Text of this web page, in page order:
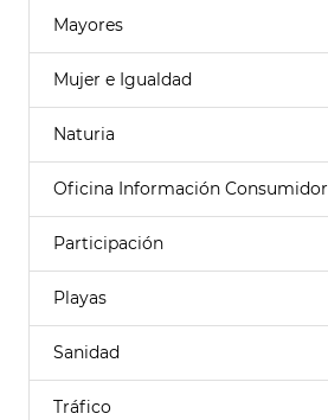
Mayores
Mujer e Igualdad
Naturia
Oficina Información Consumidor
Participación
Playas
Sanidad
Tráfico